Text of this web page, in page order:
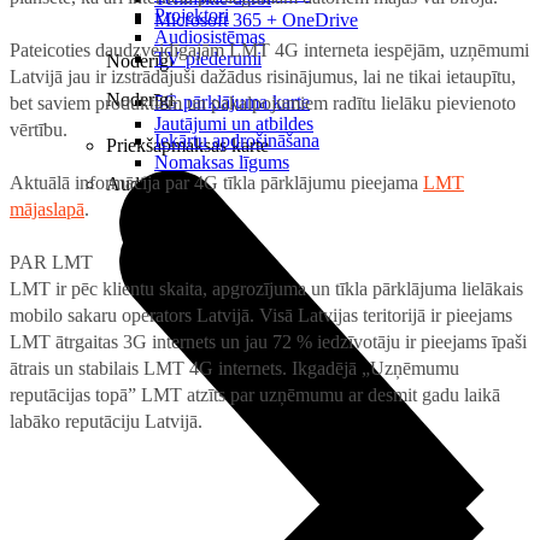
Microsoft 365 + OneDrive
Noderīgi
5G pārklājuma karte
Jautājumi un atbildes
Priekšapmaksas karte
Projektori
Audiosistēmas
TV piederumi
Noderīgi
Iekārtu apdrošināšana
Nomaksas līgums
Audio
Pateicoties daudzveidīgajām LMT 4G interneta iespējām, uzņēmumi
Latvijā jau ir izstrādājuši dažādus risinājumus, lai ne tikai ietaupītu,
bet saviem produktiem un pakalpojumiem radītu lielāku pievienoto
vērtību.
Aktuālā informācija par 4G tīkla pārklājumu pieejama LMT
mājaslapā.
PAR LMT
LMT ir pēc klientu skaita, apgrozījuma un tīkla pārklājuma lielākais
mobilo sakaru operators Latvijā. Visā Latvijas teritorijā ir pieejams
LMT ātrgaitas 3G internets un jau 72 % iedzīvotāju ir pieejams īpaši
ātrais un stabilais LMT 4G internets. Ikgadējā „Uzņēmumu
reputācijas topā” LMT atzīts par uzņēmumu ar desmit gadu laikā
labāko reputāciju Latvijā.